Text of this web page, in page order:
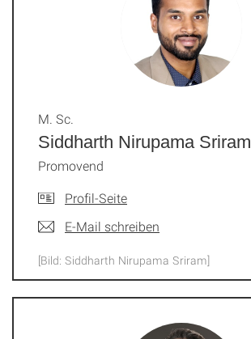
Siddharth Nirupama Sriram
M. Sc.
Promovend
Profil-Seite
E-Mail schreiben
[Bild: Siddharth Nirupama Sriram]